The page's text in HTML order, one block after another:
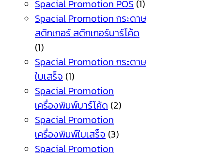
Spacial Promotion POS (1)
Spacial Promotion กระดาษ
สติกเกอร์ สติกเกอร์บาร์โค้ด
(1)
Spacial Promotion กระดาษ
ใบเสร็จ (1)
Spacial Promotion
เครื่องพิมพ์บาร์โค้ด (2)
Spacial Promotion
เครื่องพิมพ์ใบเสร็จ (3)
Spacial Promotion